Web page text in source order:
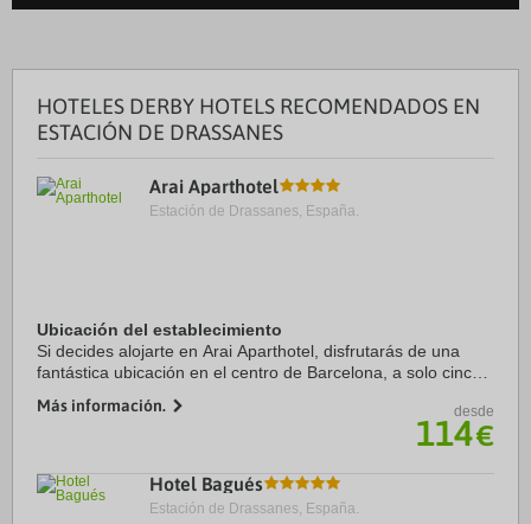
HOTELES DERBY HOTELS RECOMENDADOS EN
ESTACIÓN DE DRASSANES
Arai Aparthotel
Estación de Drassanes, España.
Ubicación del establecimiento
Si decides alojarte en Arai Aparthotel, disfrutarás de una
fantástica ubicación en el centro de Barcelona, a solo cinco
Además, este apartotel se ...
Más información. desde
114€
Hotel Bagués
Estación de Drassanes, España.